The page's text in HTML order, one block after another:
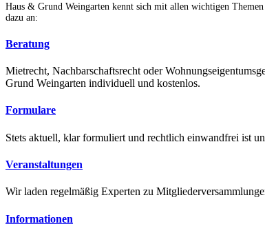
Haus & Grund Weingarten kennt sich mit allen wichtigen
dazu an:
Beratung
Mietrecht, Nachbarschaftsrecht oder
Grund Weingarten individuell und kostenlos.
Formulare
Stets aktuell, klar formuliert und rechtlich einwandfrei ist
Veranstaltungen
Wir laden regelmäßig Experten zu
Informationen